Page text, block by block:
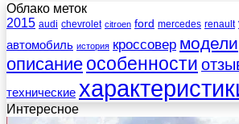
Облако меток
2015 audi chevrolet citroen ford mercedes renault
автомобиль история кроссовер модели
описание особенности
технические
Интересное